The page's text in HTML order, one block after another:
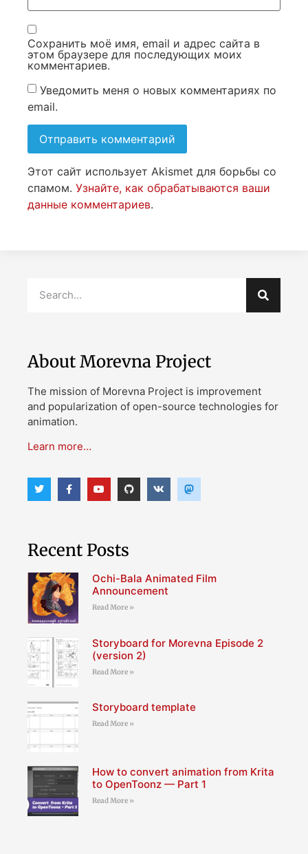
Сохранить моё имя, email и адрес сайта в
этом браузере для последующих моих
комментариев.
Уведомить меня о новых комментариях по
email.
Этот сайт использует Akismet для борьбы со
спамом. Узнайте, как обрабатываются ваши
данные комментариев.
About Morevna Project
The mission of Morevna Project is improvement
and popularization of open-source technologies for
animation.
Learn more…
Recent Posts
Ochi-Bala Animated Film
Announcement
Read More »
Storyboard for Morevna Episode 2
(version 2)
Read More »
Storyboard template
Read More »
How to convert animation from Krita
to OpenToonz — Part 1
Read More »